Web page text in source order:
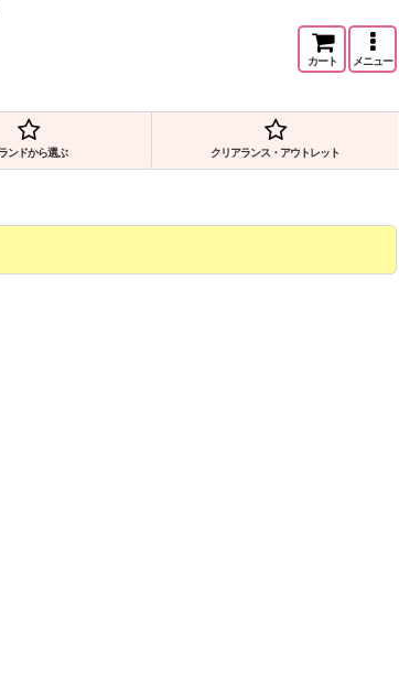
カート メニュー
ンドから選ぶ クリアランス・アウトレット